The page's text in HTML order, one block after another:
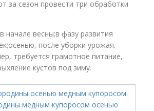
за сезон провести три обработки
начале весны;в фазу развития
после уборки урожая.
требуется грамотное питание,
кустов под зиму.